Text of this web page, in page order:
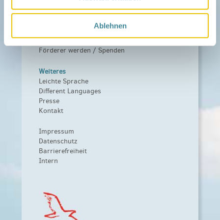
Ablehnen
Träger und Förderer
Kooperationen
Förderer werden / Spenden
Weiteres
Leichte Sprache
Different Languages
Presse
Kontakt
Impressum
Datenschutz
Barrierefreiheit
Intern